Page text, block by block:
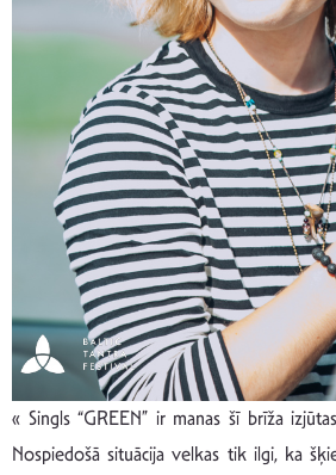
« Singls “GREEN” ir manas šī brīža
Nospiedošā situācija velkas tik ilgi, ka